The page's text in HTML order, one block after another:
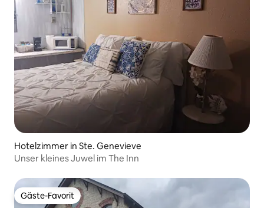
Hotelzimmer in Ste. Genevieve
Unser kleines Juwel im The Inn
Gäste-Favorit
Gäste-Favorit